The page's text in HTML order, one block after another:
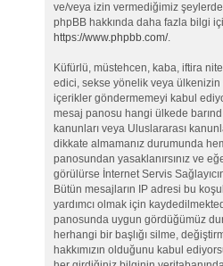
ve/veya izin vermediğimiz
phpBB hakkında daha fazla bilgi
https://www.phpbb.com/.
Küfürlü, müstehcen, kaba, iftira
edici, sekse yönelik veya ülkenizin
içerikler göndermemeyi kabul
mesaj panosu hangi ülkede
kanunları veya Uluslararası
dikkate almamanız durumunda
panosundan yasaklanırsınız ve
görülürse İnternet Servis
Bütün mesajların IP adresi bu
yardımcı olmak için
panosunda uygun gördüğümüz
herhangi bir başlığı silme,
hakkımızın olduğunu kabul